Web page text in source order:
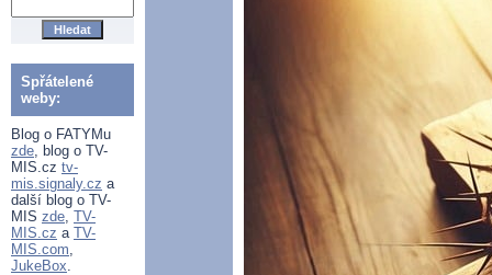
Spřátelené
weby:
Blog o FATYMu
zde, blog o TV-
MIS.cz tv-
mis.signaly.cz a
další blog o TV-
MIS zde, TV-
MIS.cz a TV-
MIS.com,
JukeBox.